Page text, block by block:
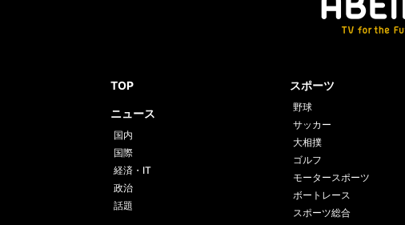
TOP
ニュース
国内
国際
経済・IT
政治
話題
スポーツ
野球
サッカー
大相撲
ゴルフ
モータースポーツ
ボートレース
スポーツ総合